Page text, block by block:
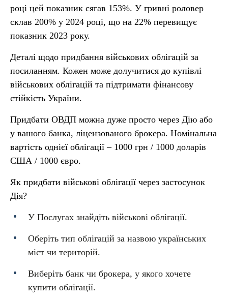
році цей показник сягав 153%. У гривні роловер
склав 200% у 2024 році, що на 22% перевищує
показник 2023 року.
Деталі щодо придбання військових облігацій за
посиланням. Кожен може долучитися до купівлі
військових облігацій та підтримати фінансову
стійкість України.
Придбати ОВДП можна дуже просто через Дію або
у вашого банка, ліцензованого брокера. Номінальна
вартість однієї облігації – 1000 грн / 1000 доларів
США / 1000 євро.
Як придбати військові облігації через застосунок
Дія?
У Послугах знайдіть військові облігації.
Оберіть тип облігацій за назвою українських
міст чи територій.
Виберіть банк чи брокера, у якого хочете
купити облігації.